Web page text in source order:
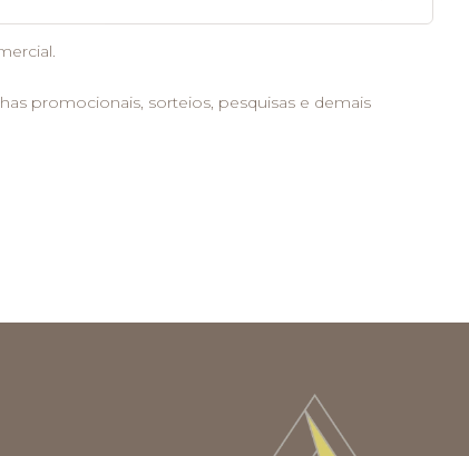
promocionais, sorteios, pesquisas e demais